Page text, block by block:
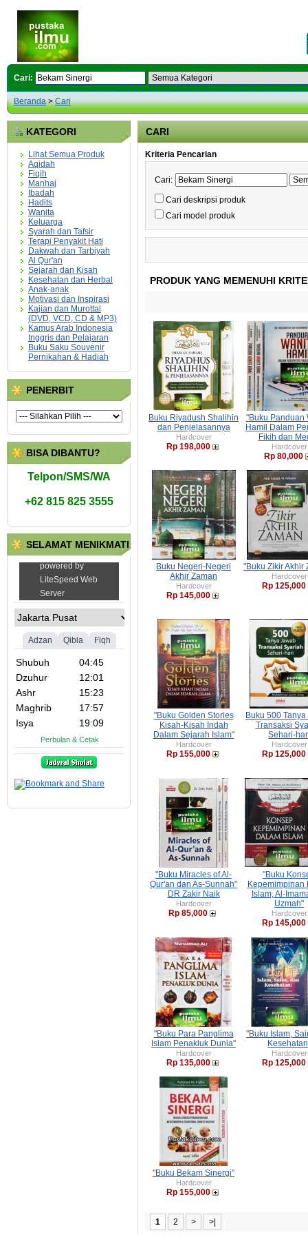
Cari:
Beranda>Cari
KATEGORI
Lihat Semua Produk
Aqidah
Fiqih
Manhaj
Ibadah
Hadits
Wanita
Keluarga
Syarah dan Tafsir
Terapi Penyakit Hati
Dakwah dan Tarbiyah
Al Qur'an
Sejarah dan Kisah
Kesehatan dan Herbal
Anak-anak
Motivasi dan Inspirasi
Kajian dan Murottal
(DVD, VCD, CD & MP3)
Kamus Arab Indonesia
Inggris dan Pelajaran
Buku Saku Souvenir
Pernikahan & Hadiah
PENERBIT
BISA DIBANTU?
Telpon/SMS/WA
+62 815 825 3555
SELAMAT MENIKMATI
CARI
Kriteria Pencarian
Cari:
Cari deskripsi produk
Cari model produk
PRODUK YANG MEMENUHI
Buku Riyadush Shalihin
dan Penjelasannya
Hardcover
Rp 198,000
"Buku Panduan
Hamil Dalam
Fikih dan
Hardcover
Rp 80,000
Buku Negeri-Negeri
Akhir Zaman
Hardcover
Rp 145,000
"Buku Zikir Akhir
Hardcover
Rp 125,000
"Buku Golden Stories
Kisah-Kisah Indah
Dalam Sejarah Islam"
Hardcover
Rp 155,000
Buku 500
Transaksi
Sehari-
Hardcover
Rp 125,000
"Buku Miracles of Al-
Qur'an dan As-Sunnah"
DR Zakir Naik
Hardcover
Rp 85,000
"Buku
Kepemimpinan
Islam, Al-
Uzmah"
Hardcover
Rp 145,000
"Buku Para Panglima
Islam Penakluk Dunia"
Hardcover
Rp 135,000
"Buku Islam,
Hardcover
Rp 125,000
"Buku Bekam Sinergi"
Hardcover
Rp 155,000
1 2 > >|